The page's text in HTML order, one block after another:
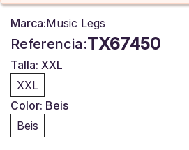
Marca:Music Legs
Referencia:TX67450
Talla: XXL
XXL
Color: Beis
Beis